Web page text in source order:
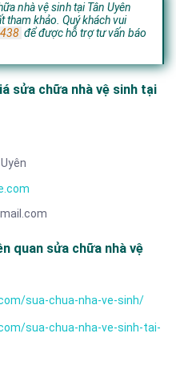
nhà vệ sinh tại Tân Uyên
tham khảo. Quý khách vui
để được hỗ trợ tư vấn báo
sửa chữa nhà vệ sinh tại
quan sửa chữa nhà vệ
sua-chua-nha-ve-sinh/
sua-chua-nha-ve-sinh-tai-